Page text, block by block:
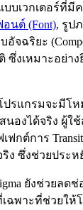
บเวกเตอร์ที่มี
อนต์ (Font), รูป
อัจฉริยะ
ซึ่งเหมาะอย่า
ปรแกรมจะมีโ
องได้จริง ผู้ใ
กต์การ
ง ซึ่งช่วยประ
ยังช่วยล
เฉพาะที่ช่วยใ